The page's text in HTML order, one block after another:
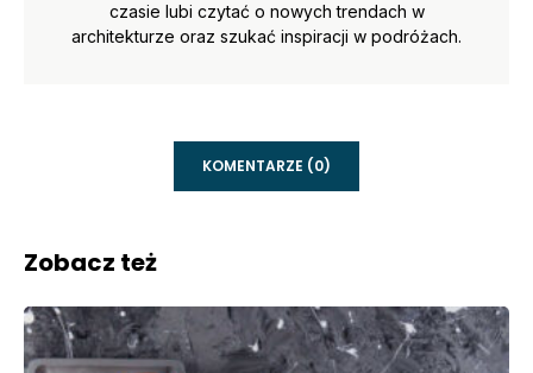
czasie lubi czytać o nowych trendach w
architekturze oraz szukać inspiracji w podróżach.
KOMENTARZE (0)
Zobacz też